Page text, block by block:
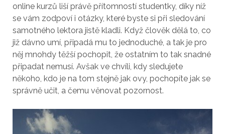
online kurzů liší právě přítomností studentky, díky níž
se vám zodpoví i otázky, které byste si při sledování
samotného lektora jistě kladli. Když člověk dělá to, co
již dávno umí, připadá mu to jednoduché, a tak je pro
něj mnohdy těžší pochopit, že ostatním to tak snadné
připadat nemusí. Avšak ve chvíli, kdy sledujete
někoho, kdo je na tom stejně jak ovy, pochopíte jak se
správně učit, a čemu věnovat pozornost.